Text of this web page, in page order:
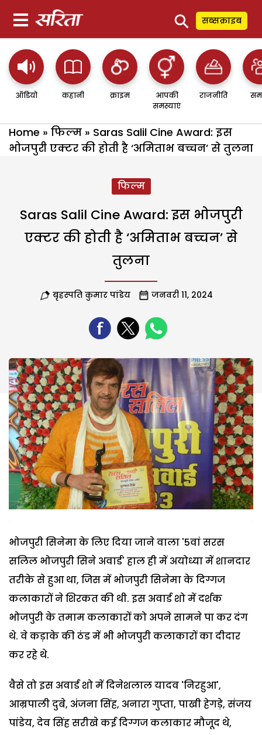
⚲ सब्सक्राइब
ऑडियो कहानी क्राइम
आपकी
समस्याएं
राजनीति
Home » फिल्म » Saras Salil Cine Award: इस
भोजपुरी एक्टर की होती है ‘अमिताभ बच्चन’ से तुलना
फिल्म
Saras Salil Cine Award: इस भोजपुरी
एक्टर की होती है ‘अमिताभ बच्चन’ से
तुलना
बृहस्पति कुमार पांडेय जनवरी 11, 2024
भोजपुरी सिनेमा के लिए दिया जाने वाला '5वां सरस
सलिल भोजपुरी सिने अवार्ड' हाल ही में अयोध्या में शानदार
तरीके से हुआ था, जिस में भोजपुरी सिनेमा के दिग्गज
कलाकारों ने शिरकत की थी. इस अवार्ड शो में दर्शक
भोजपुरी के तमाम कलाकारों को अपने सामने पा कर दंग
थे. वे कड़ाके की ठंड में भी भोजपुरी कलाकारों का दीदार
कर रहे थे.
वैसे तो इस अवार्ड शो में दिनेशलाल यादव 'निरहुआ',
आम्रपाली दुबे, अंजना सिंह, अनारा गुप्ता, पाखी हेगड़े, संजय
पांडेय, देव सिंह सरीखे कई दिग्गज कलाकार मौजूद थे,